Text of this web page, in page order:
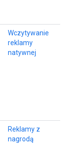
Wczytywanie
reklamy
natywnej
Reklamy z
nagrodą